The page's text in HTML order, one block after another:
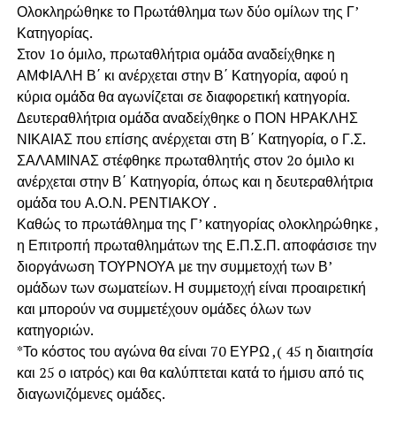
Ολοκληρώθηκε το Πρωτάθλημα των δύο ομίλων της Γ’
Κατηγορίας.
Στον 1ο όμιλο, πρωταθλήτρια ομάδα αναδείχθηκε η
ΑΜΦΙΑΛΗ Β΄ κι ανέρχεται στην Β΄ Κατηγορία, αφού η
κύρια ομάδα θα αγωνίζεται σε διαφορετική κατηγορία.
Δευτεραθλήτρια ομάδα αναδείχθηκε ο ΠΟΝ ΗΡΑΚΛΗΣ
ΝΙΚΑΙΑΣ που επίσης ανέρχεται στη Β΄ Κατηγορία, ο Γ.Σ.
ΣΑΛΑΜΙΝΑΣ στέφθηκε πρωταθλητής στον 2ο όμιλο κι
ανέρχεται στην Β΄ Κατηγορία, όπως και η δευτεραθλήτρια
ομάδα του Α.Ο.Ν. ΡΕΝΤΙΑΚΟΥ .
Καθώς το πρωτάθλημα της Γ’ κατηγορίας ολοκληρώθηκε ,
η Επιτροπή πρωταθλημάτων της Ε.Π.Σ.Π. αποφάσισε την
διοργάνωση ΤΟΥΡΝΟΥΑ με την συμμετοχή των Β’
ομάδων των σωματείων. Η συμμετοχή είναι προαιρετική
και μπορούν να συμμετέχουν ομάδες όλων των
κατηγοριών.
*Το κόστος του αγώνα θα είναι 70 ΕΥΡΩ ,( 45 η διαιτησία
και 25 ο ιατρός) και θα καλύπτεται κατά το ήμισυ από τις
διαγωνιζόμενες ομάδες.